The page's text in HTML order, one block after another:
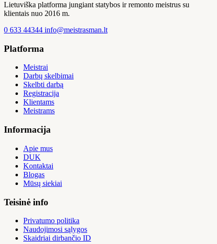
Lietuviška platforma jungiant statybos ir remonto meistrus su
klientais nuo 2016 m.
0 633 44344 info@meistrasman.lt
Platforma
Meistrai
Darbų skelbimai
Skelbti darbą
Registracija
Klientams
Meistrams
Informacija
Apie mus
DUK
Kontaktai
Blogas
Mūsų siekiai
Teisinė info
Privatumo politika
Naudojimosi sąlygos
Skaidriai dirbančio ID